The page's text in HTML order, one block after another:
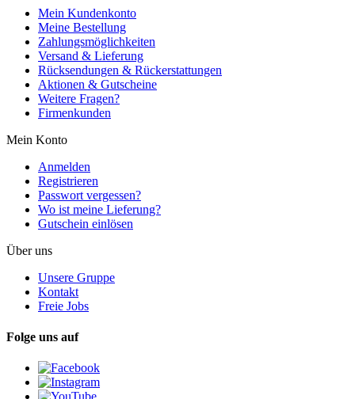
Mein Kundenkonto
Meine Bestellung
Zahlungsmöglichkeiten
Versand & Lieferung
Rücksendungen & Rückerstattungen
Aktionen & Gutscheine
Weitere Fragen?
Firmenkunden
Mein Konto
Anmelden
Registrieren
Passwort vergessen?
Wo ist meine Lieferung?
Gutschein einlösen
Über uns
Unsere Gruppe
Kontakt
Freie Jobs
Folge uns auf